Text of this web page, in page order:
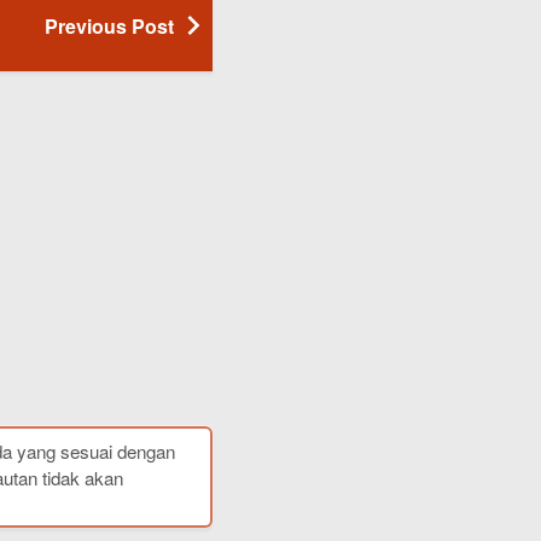
Previous Post
yang sesuai dengan
tidak akan